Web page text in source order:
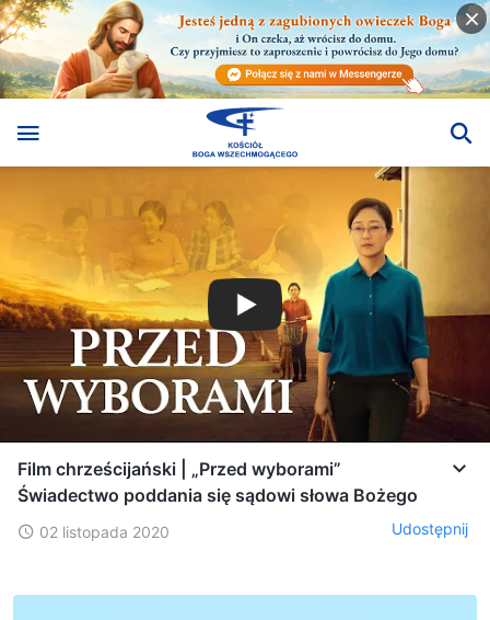
Film chrześcijański | „Przed wyborami”
Świadectwo poddania się sądowi słowa Bożego
02 listopada 2020 Udostępnij